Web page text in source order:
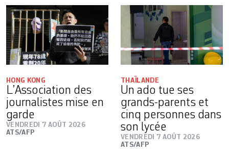
HONG KONG
L’Association des
journalistes mise en
garde
VENDREDI 7 AOÛT 2026
ATS/AFP
THAÏLANDE
Un ado tue ses
grands-parents et
cinq personnes dans
son lycée
VENDREDI 7 AOÛT 2026
ATS/AFP